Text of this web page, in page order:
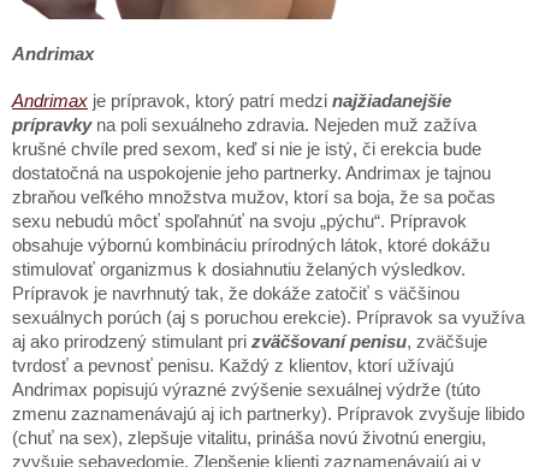
Andrimax
Andrimax je prípravok, ktorý patrí medzi najžiadanejšie
prípravkyna poli sexuálneho zdravia. Nejeden muž zažíva
krušné chvíle pred sexom, keď si nie je istý, či erekcia bude
dostatočná na uspokojenie jeho partnerky. Andrimax je tajnou
zbraňou veľkého množstva mužov, ktorí sa boja, že sa počas
sexu nebudú môcť spoľahnúť na svoju „pýchu“. Prípravok
obsahuje výbornú kombináciu prírodných látok, ktoré dokážu
stimulovať organizmus k dosiahnutiu želaných výsledkov.
Prípravok je navrhnutý tak, že dokáže zatočiť s väčšinou
sexuálnych porúch (aj s poruchou erekcie). Prípravok sa využíva
aj ako prirodzený stimulant pri zväčšovaní penisu, zväčšuje
tvrdosť a pevnosť penisu. Každý z klientov, ktorí užívajú
Andrimax popisujú výrazné zvýšenie sexuálnej výdrže (túto
zmenu zaznamenávajú aj ich partnerky). Prípravok zvyšuje libido
(chuť na sex), zlepšuje vitalitu, prináša novú životnú energiu,
zvyšuje sebavedomie. Zlepšenie klienti zaznamenávajú aj v